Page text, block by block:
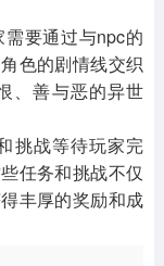
要通过与npc的
色的剧情线交织
、善与恶的异世
挑战等待玩家完
任务和挑战不仅
丰厚的奖励和成